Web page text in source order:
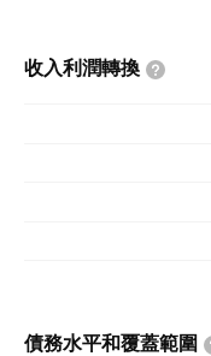
收入利潤轉換
債務水平和覆蓋範圍